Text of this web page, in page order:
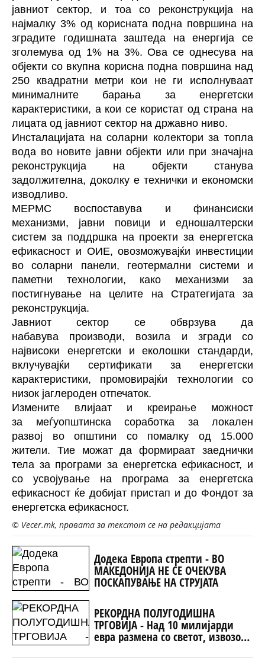
јавниот сектор, и тоа со реконструкција на
најмалку 3% од корисната подна површина на
зградите годишната заштеда на енергија се
зголемува од 1% на 3%. Ова се однесува на
објекти со вкупна корисна подна површина над
250 квадратни метри кои не ги исполнуваат
минималните барања за енергетски
карактеристики, а кои се користат од страна на
лицата од јавниот сектор на државно ниво.
Инсталацијата на соларни колектори за топла
вода во новите јавни објекти или при значајна
реконструкција на објекти станува
задолжителна, доколку е технички и економски
изводливо.
МЕРМС воспоставува и финансиски
механизми, јавни повици и едношалтерски
систем за поддршка на проекти за енергетска
ефикасност и ОИЕ, овозможувајќи инвестиции
во соларни панели, геотермални системи и
паметни технологии, како механизми за
постигнување на целите на Стратегијата за
реконструкција.
Јавниот сектор се обврзува да
набавува
производи, возила и згради со
највисоки енергетски и еколошки стандарди,
вклучувајќи сертификати за енергетски
карактеристики, промовирајќи технологии со
низок јаглероден отпечаток.
Измените влијаат и креирање можност
за
меѓуопштинска соработка за локален
развој
во општини со помалку од 15.000
жители. Тие можат да формираат заеднички
тела за програми за енергетска ефикасност, и
со усвојување на програма за енергетска
ефикасност ќе добијат пристап и до Фондот за
енергетска ефикасност.
© Vecer.mk, правата за текстот се на редакцијата
Додека Европа стрепти - ВО
МАКЕДОНИЈА НЕ СЕ ОЧЕКУВА
ПОСКАПУВАЊЕ НА СТРУЈАТА
РЕКОРДНА ПОЛУГОДИШНА
ТРГОВИЈА - Над 10 милијарди
евра размена со светот, извозот
расте побрзо од увозот